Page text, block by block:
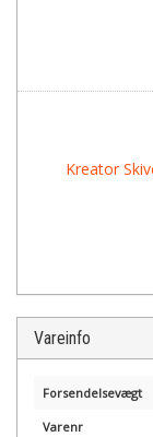
Kreator
Vareinfo
Forsendelsevægt
Varenr